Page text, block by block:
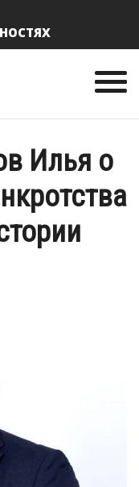
Илья о